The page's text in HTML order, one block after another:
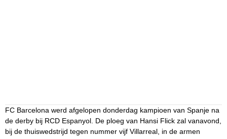
FC Barcelona werd afgelopen donderdag kampioen van Spanje na
de derby bij RCD Espanyol. De ploeg van Hansi Flick zal vanavond,
bij de thuiswedstrijd tegen nummer vijf Villarreal, in de armen